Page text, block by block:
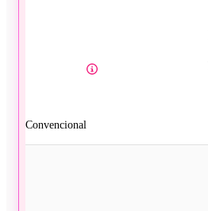
Convencional